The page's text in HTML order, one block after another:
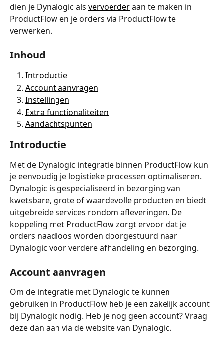
dien je Dynalogic als vervoerder aan te maken in
ProductFlow en je orders via ProductFlow te
verwerken.
Inhoud
Introductie
Account aanvragen
Instellingen
Extra functionaliteiten
Aandachtspunten
Introductie
Met de Dynalogic integratie binnen ProductFlow kun
je eenvoudig je logistieke processen optimaliseren.
Dynalogic is gespecialiseerd in bezorging van
kwetsbare, grote of waardevolle producten en biedt
uitgebreide services rondom afleveringen. De
koppeling met ProductFlow zorgt ervoor dat je
orders naadloos worden doorgestuurd naar
Dynalogic voor verdere afhandeling en bezorging.
Account aanvragen
Om de integratie met Dynalogic te kunnen
gebruiken in ProductFlow heb je een zakelijk account
bij Dynalogic nodig. Heb je nog geen account? Vraag
deze dan aan via de website van Dynalogic.